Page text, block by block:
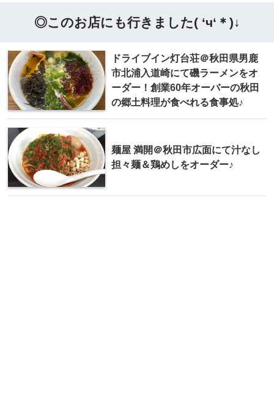
◎このお店にも行きました( ‘ч‘＊)↓
ドライブイン灯台荘＠秋田県男鹿
市北浦入道崎にて磯ラーメンをオ
ーダー！創業60年オーバーの秋田
の郷土料理が食べれる食事処♪
麺屋 満開＠秋田市広面にて汁なし
担々麺＆鶏めしをオーダー♪